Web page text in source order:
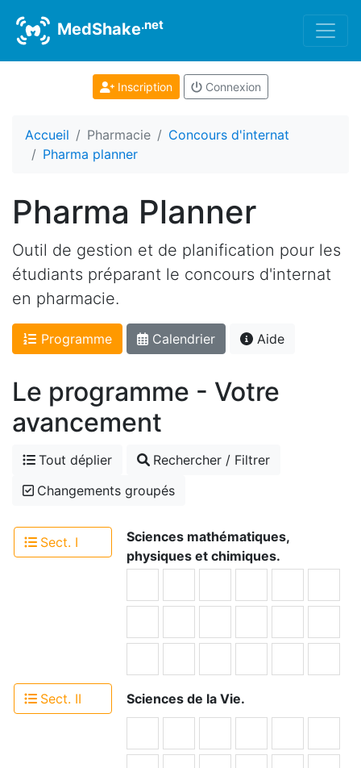
MedShake.net
Inscription Connexion
Accueil Pharmacie
Concours d'internat
Pharma planner
Pharma Planner
Outil de gestion et de planification pour les
étudiants préparant le concours d'internat
en pharmacie.
Programme Calendrier Aide
Le programme - Votre
avancement
Tout déplier
Rechercher / Filtrer
Changements groupés
Sect. I
Sciences mathématiques,
physiques et chimiques.
Sect. II Sciences de la Vie.